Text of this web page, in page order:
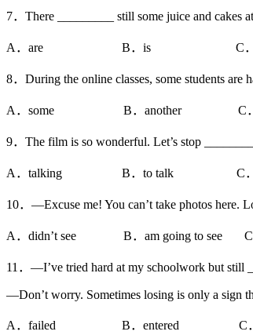
7．There _________ still some juice and cakes
A．are B．is C．
8．During the online classes, some students are
A．some B．another C．
9．The film is so wonderful. Let’s stop
A．talking B．to talk C．
10．—Excuse me! You can’t take photos here.
A．didn’t see B．am going to see
11．—I’ve tried hard at my schoolwork but still
—Don’t worry. Sometimes losing is only a sign
A．failed B．entered C．